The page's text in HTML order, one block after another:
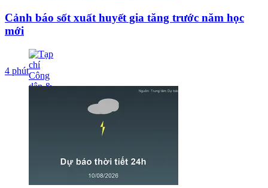
Cảnh báo sốt xuất huyết gia tăng trước năm học
mới
4 phút